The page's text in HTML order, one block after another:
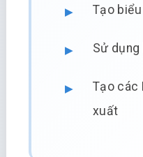
Tạo
Sử
Tạo các
xuất